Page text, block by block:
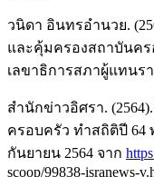
วนิดา อินทรอำนวย.
และคุ้มครองสถาบันค
เลขาธิการสภาผู้แทนร
สำนักข่าวอิศรา.
ครอบครัว ทำสถิติปี 64
กันยายน 2564 จาก
scoop/99838-isranews-